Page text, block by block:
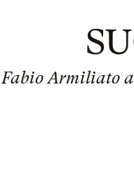
Fabio Armiliato